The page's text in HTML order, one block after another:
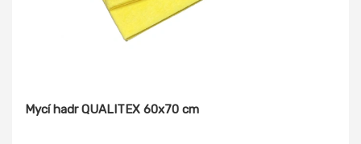
Mycí hadr QUALITEX 60x70 cm